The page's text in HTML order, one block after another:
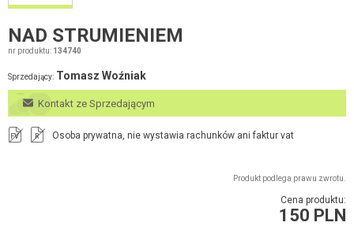
NAD STRUMIENIEM
nr produktu: 134740
Sprzedający: Tomasz Woźniak
Kontakt ze Sprzedającym
FV R Osoba prywatna, nie wystawia rachunków ani faktur vat
Produkt podlega prawu zwrotu.
Cena produktu:
150 PLN